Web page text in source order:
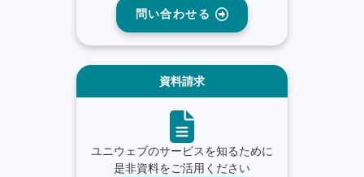
問い合わせる
資料請求
ユニウェブのサービスを知るために
是非資料をご活用ください